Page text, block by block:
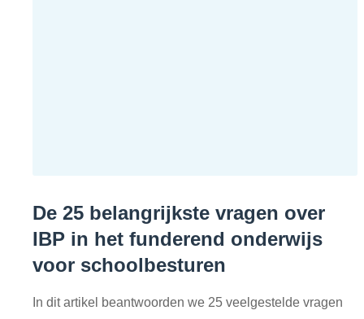
De 25 belangrijkste vragen over
IBP in het funderend onderwijs
voor schoolbesturen
In dit artikel beantwoorden we 25 veelgestelde vragen